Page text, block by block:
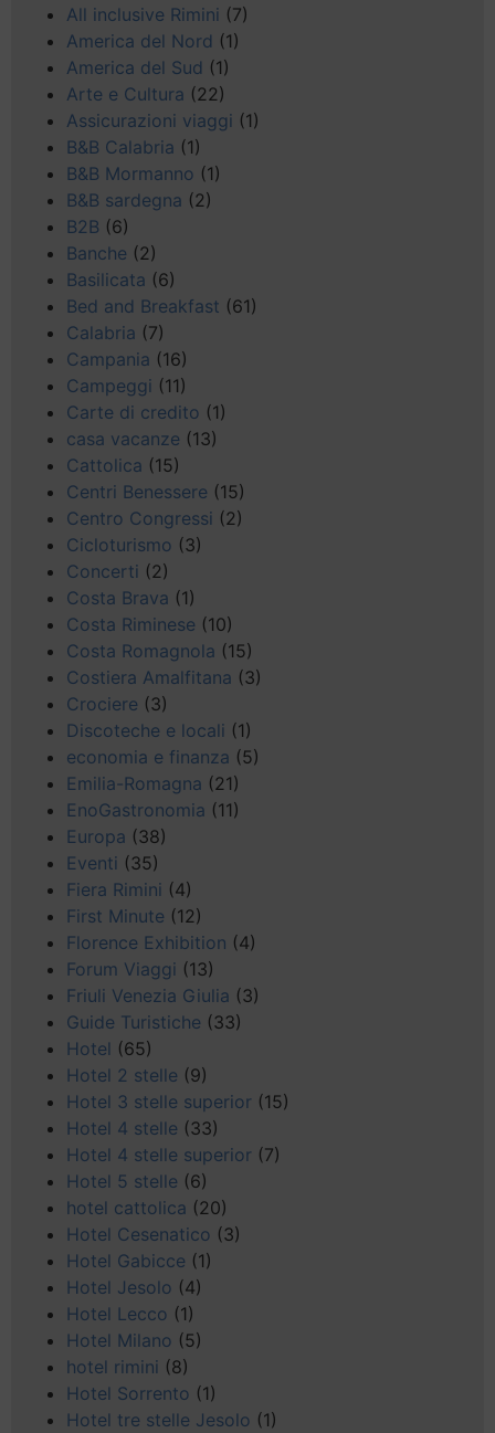
All inclusive Rimini (7)
America del Nord (1)
America del Sud (1)
Arte e Cultura (22)
Assicurazioni viaggi (1)
B&B Calabria (1)
B&B Mormanno (1)
B&B sardegna (2)
B2B (6)
Banche (2)
Basilicata (6)
Bed and Breakfast (61)
Calabria (7)
Campania (16)
Campeggi (11)
Carte di credito (1)
casa vacanze (13)
Cattolica (15)
Centri Benessere (15)
Centro Congressi (2)
Cicloturismo (3)
Concerti (2)
Costa Brava (1)
Costa Riminese (10)
Costa Romagnola (15)
Costiera Amalfitana (3)
Crociere (3)
Discoteche e locali (1)
economia e finanza (5)
Emilia-Romagna (21)
EnoGastronomia (11)
Europa (38)
Eventi (35)
Fiera Rimini (4)
First Minute (12)
Florence Exhibition (4)
Forum Viaggi (13)
Friuli Venezia Giulia (3)
Guide Turistiche (33)
Hotel (65)
Hotel 2 stelle (9)
Hotel 3 stelle superior (15)
Hotel 4 stelle (33)
Hotel 4 stelle superior (7)
Hotel 5 stelle (6)
hotel cattolica (20)
Hotel Cesenatico (3)
Hotel Gabicce (1)
Hotel Jesolo (4)
Hotel Lecco (1)
Hotel Milano (5)
hotel rimini (8)
Hotel Sorrento (1)
Hotel tre stelle Jesolo (1)